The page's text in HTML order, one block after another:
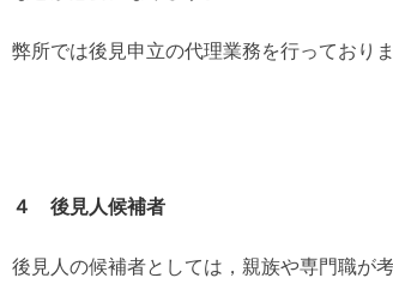
弊所では後見申立の代理業務を行っており
４ 後見人候補者
後見人の候補者としては，親族や専門職が